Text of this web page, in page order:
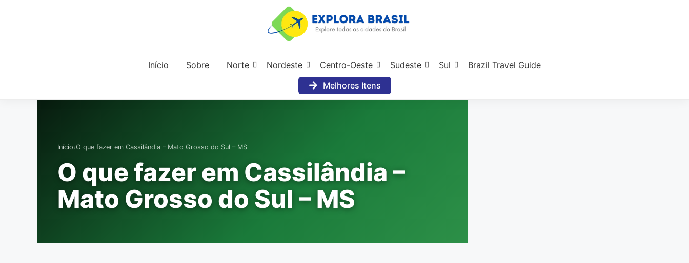
Início Sobre Norte Nordeste Centro-Oeste Sudeste Sul
Brazil Travel Guide
Melhores Itens
Início›O que fazer em Cassilândia – Mato Grosso do Sul – MS
O que fazer em Cassilândia –
Mato Grosso do Sul – MS